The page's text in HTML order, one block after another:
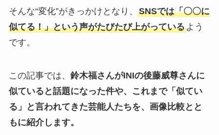
そんな“変化”がきっかけとなり、 SNSでは「〇〇に
似てる！」という声がたびたび上がっているよう
です。
この記事では、 鈴木福さんがINIの後藤威尊さんに
似ていると話題になった件や、これまで「似てい
る」と言われてきた芸能人たちを、画像比較とと
もに紹介します。